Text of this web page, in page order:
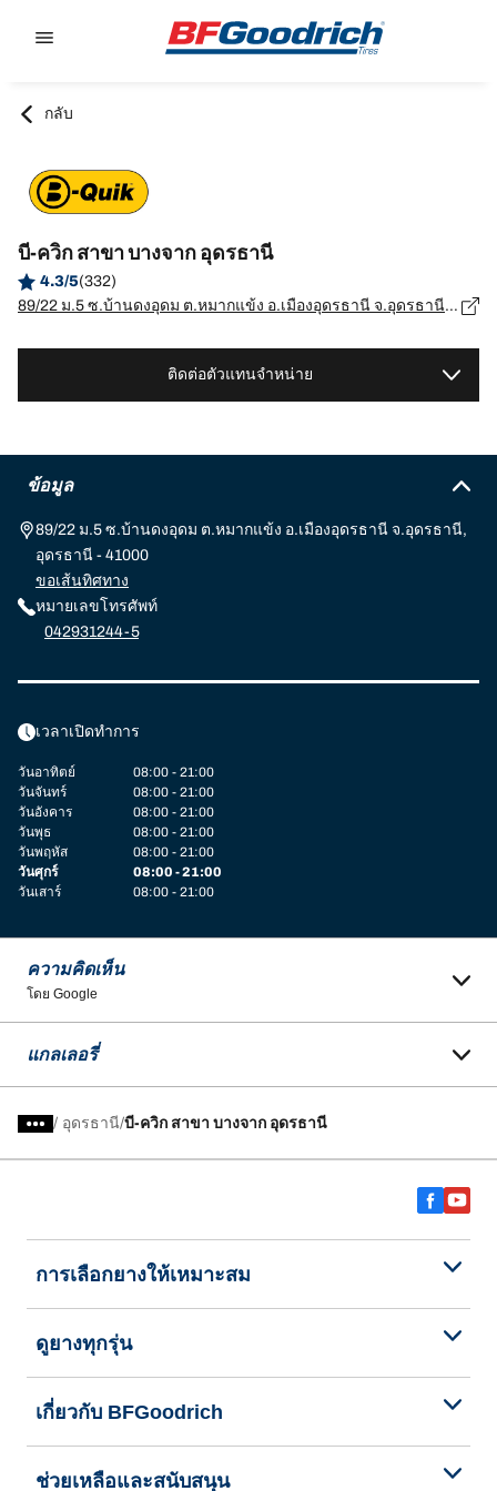
กลับ
บี-ควิก สาขา บางจาก อุดรธานี
4.3/5(332)
89/22 ม.5 ซ.บ้านดงอุดม ต.หมากแข้ง อ.เมืองอุดรธานี จ.อุดรธานี, อุดรธานี - 41000
ติดต่อตัวแทนจำหน่าย
ข้อมูล
89/22 ม.5 ซ.บ้านดงอุดม ต.หมากแข้ง อ.เมืองอุดรธานี จ.อุดรธานี,
อุดรธานี - 41000
ขอเส้นทิศทาง
หมายเลขโทรศัพท์
042931244-5
เวลาเปิดทำการ
วันอาทิตย์
08:00 - 21:00
วันจันทร์
08:00 - 21:00
วันอังคาร
08:00 - 21:00
วันพุธ
08:00 - 21:00
วันพฤหัส
08:00 - 21:00
วันศุกร์
08:00 - 21:00
วันเสาร์
08:00 - 21:00
ความคิดเห็น
โดย Google
แกลเลอรี่
/ อุดรธานี บี-ควิก สาขา บางจาก อุดรธานี
การเลือกยางให้เหมาะสม
ดูยางทุกรุ่น
เกี่ยวกับ BFGoodrich
ช่วยเหลือและสนับสนุน